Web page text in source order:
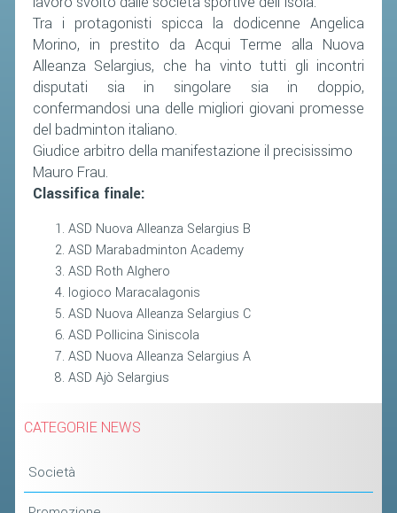
Tra i protagonisti spicca la dodicenne Angelica
Morino, in prestito da Acqui Terme alla Nuova
Alleanza Selargius, che ha vinto tutti gli incontri
disputati sia in singolare sia in doppio,
confermandosi una delle migliori giovani promesse
del badminton italiano.
Giudice arbitro della manifestazione il precisissimo
Mauro Frau.
Classifica finale:
ASD Nuova Alleanza Selargius B
ASD Marabadminton Academy
ASD Roth Alghero
Iogioco Maracalagonis
ASD Nuova Alleanza Selargius C
ASD Pollicina Siniscola
ASD Nuova Alleanza Selargius A
ASD Ajò Selargius
CATEGORIE NEWS
Società